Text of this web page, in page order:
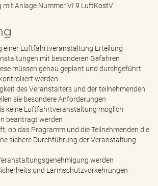
mit Anlage Nummer VI 9 LuftKostV
einer Luftfahrtveranstaltung Erteilung
mit besonderen Gefahren
müssen genau geplant und durchgeführt
werden
des Veranstalters und der teilnehmenden
sie besondere Anforderungen
keine Luftfahrtveranstaltung möglich
beantragt werden
ob das Programm und die Teilnehmenden die
sichere Durchführung der Veranstaltung
werden
und Lärmschutzvorkehrungen